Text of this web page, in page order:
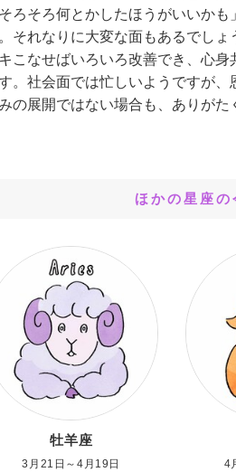
そろそろ何とかしたほうがいいか
それなりに大変な面もあるでし
こなせばいろいろ改善でき、心
。社会面では忙しいようですが
の展開ではない場合も、ありがた
ほかの星座の
牡羊座
3月21日～4月19日 4